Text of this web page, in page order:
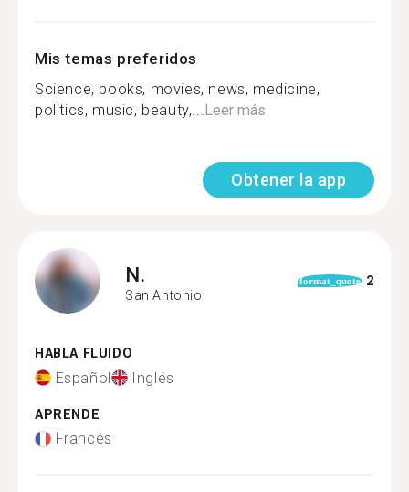
Mis temas preferidos
Science, books, movies, news, medicine,
politics, music, beauty,...Leer más
Obtener la app
N.
San Antonio
format_quote 2
HABLA FLUIDO
Español Inglés
APRENDE
Francés